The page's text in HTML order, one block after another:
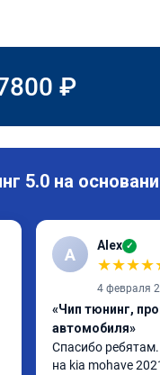
₽
5.0 на
A Alex ✓
★★★★
4 февраля
«Чип тюнинг,
автомобиля»
Спасибо
на kia mohave